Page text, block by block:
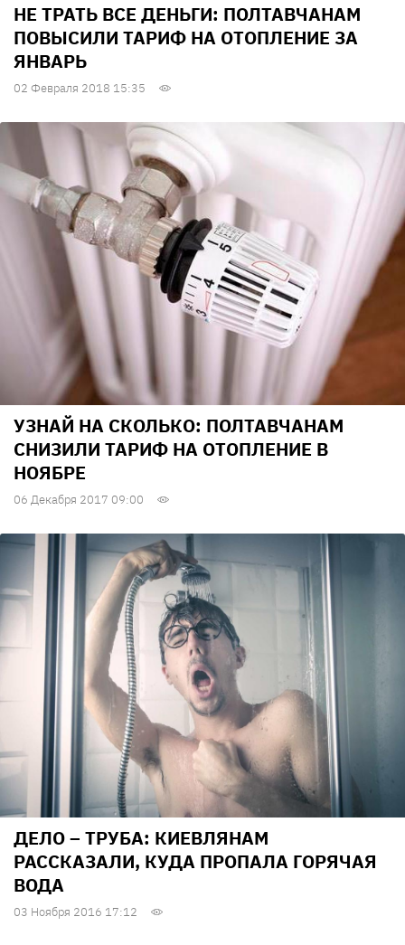
НЕ ТРАТЬ ВСЕ ДЕНЬГИ: ПОЛТАВЧАНАМ
ПОВЫСИЛИ ТАРИФ НА ОТОПЛЕНИЕ ЗА
ЯНВАРЬ
02 Февраля 2018 15:35
УЗНАЙ НА СКОЛЬКО: ПОЛТАВЧАНАМ
СНИЗИЛИ ТАРИФ НА ОТОПЛЕНИЕ В
НОЯБРЕ
06 Декабря 2017 09:00
ДЕЛО – ТРУБА: КИЕВЛЯНАМ
РАССКАЗАЛИ, КУДА ПРОПАЛА ГОРЯЧАЯ
ВОДА
03 Ноября 2016 17:12